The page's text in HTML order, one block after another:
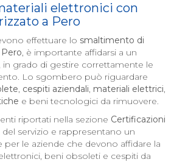
elettronici con
a Pero
effettuare lo smaltimento di
Pero, è importante affidarsi a un
grado di gestire correttamente le
Lo sgombero può riguardare
, cespiti aziendali, materiali elettrici,
e beni tecnologici da rimuovere.
riportati nella sezione Certificazioni
del servizio e rappresentano un
le aziende che devono affidare la
beni obsoleti e cespiti da